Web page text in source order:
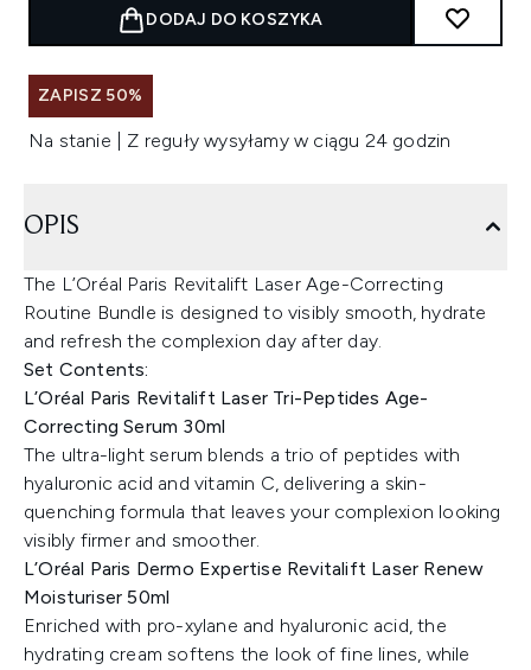
DODAJ DO KOSZYKA
ZAPISZ 50%
Na stanie | Z reguły wysyłamy w ciągu 24 godzin
OPIS
The L’Oréal Paris Revitalift Laser Age-Correcting
Routine Bundle is designed to visibly smooth, hydrate
and refresh the complexion day after day.
Set Contents:
L’Oréal Paris Revitalift Laser Tri-Peptides Age-
Correcting Serum 30ml
The ultra-light serum blends a trio of peptides with
hyaluronic acid and vitamin C, delivering a skin-
quenching formula that leaves your complexion looking
visibly firmer and smoother.
L’Oréal Paris Dermo Expertise Revitalift Laser Renew
Moisturiser 50ml
Enriched with pro-xylane and hyaluronic acid, the
hydrating cream softens the look of fine lines, while